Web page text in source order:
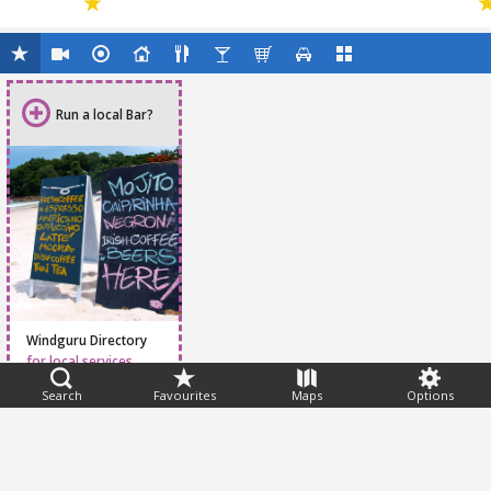
Search Favourites Maps Options
Run a local Bar?
Windguru Directory
for local services
Feedback